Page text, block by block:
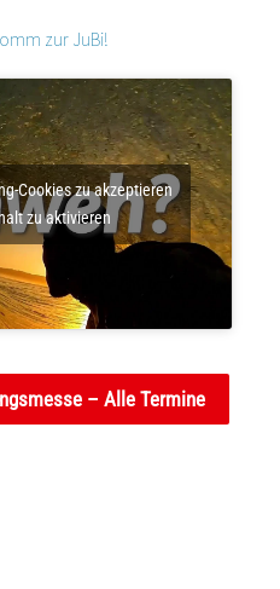
zur JuBi!
Cookies zu akzeptieren
zu aktivieren
– Alle Termine